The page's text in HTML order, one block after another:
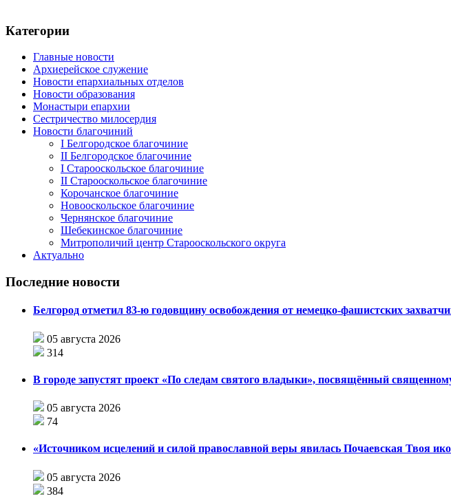
Категории
Главные новости
Архиерейское служение
Новости епархиальных отделов
Новости образования
Монастыри епархии
Сестричество милосердия
Новости благочиний
I Белгородское благочиние
II Белгородское благочиние
I Старооскольское благочиние
II Старооскольское благочиние
Корочанское благочиние
Новооскольское благочиние
Чернянское благочиние
Шебекинское благочиние
Митрополичий центр Старооскольского округа
Актуально
Последние новости
Белгород отметил 83-ю годовщину освобождения от немецко-фашистских
05 августа 2026
314
В городе запустят проект «По следам святого владыки», посвящённый
05 августа 2026
74
«Источником исцелений и силой православной веры явилась Почаевская Твоя
05 августа 2026
384